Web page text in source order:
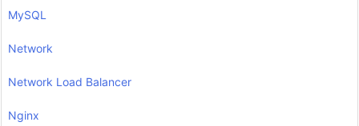
MySQL
Network
Network Load Balancer
Nginx